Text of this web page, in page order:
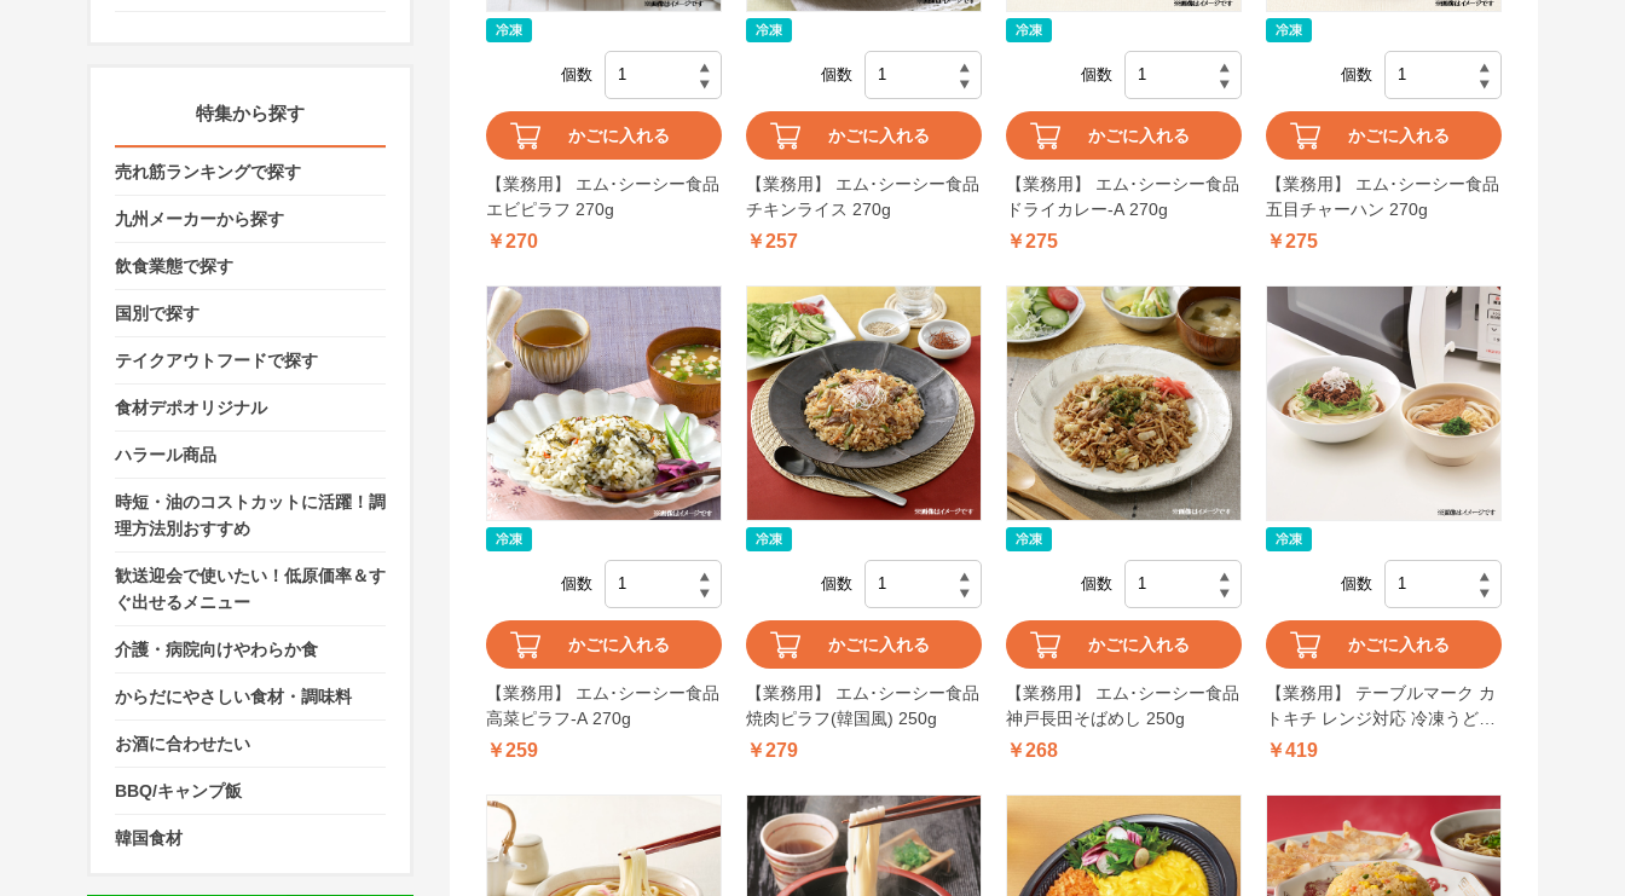
特集から探す
売れ筋ランキングで探す
九州メーカーから探す
飲食業態で探す
国別で探す
テイクアウトフードで探す
食材デポオリジナル
ハラール商品
時短・油のコストカットに活躍！調
理方法別おすすめ
歓送迎会で使いたい！低原価率＆す
ぐ出せるメニュー
介護・病院向けやわらか食
からだにやさしい食材・調味料
お酒に合わせたい
BBQ/キャンプ飯
韓国食材
【業務用】 エム･シーシー食品
エビピラフ 270g
￥270
個数
かごに入れる
【業務用】 エム･シーシー食品
チキンライス 270g
￥257
個数
かごに入れる
【業務用】 エム･シーシー食品
ドライカレー-A 270g
￥275
個数
かごに入れる
【業務用】 エム･シーシー食品
五目チャーハン 270g
￥275
個数
かごに入れる
【業務用】 エム･シーシー食品
高菜ピラフ-A 270g
￥259
個数
かごに入れる
【業務用】 エム･シーシー食品
焼肉ピラフ(韓国風) 250g
￥279
個数
かごに入れる
【業務用】 エム･シーシー食品
神戸長田そばめし 250g
￥268
個数
かごに入れる
【業務用】 テーブルマーク カ
トキチ レンジ対応 冷凍うどん
200g×5個入
￥419
個数
かごに入れる